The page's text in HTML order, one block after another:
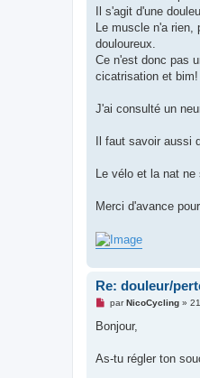
o
l
u
Il s'agit d'une
Le muscle n'a
douloureux.
Ce n'est donc pas
cicatrisation et
J'ai consulté un
Il faut savoir
Le vélo et la nat
Merci d'avance
Re: douleur/
M
s
g
parNicoCycling»
Bonjour,
As-tu régler ton